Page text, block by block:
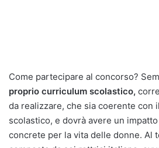
Come partecipare al concorso?
proprio curriculum scolastico,
da realizzare, che sia coerente con
scolastico, e dovrà avere un
concrete per la vita delle donne. Al